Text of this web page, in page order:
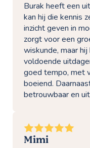
Burak heeft een
kan hij die kennis
inzicht geven in
zorgt voor een
wiskunde, maar
voldoende
goed tempo, met
boeiend.
betrouwbaar en
Mimi